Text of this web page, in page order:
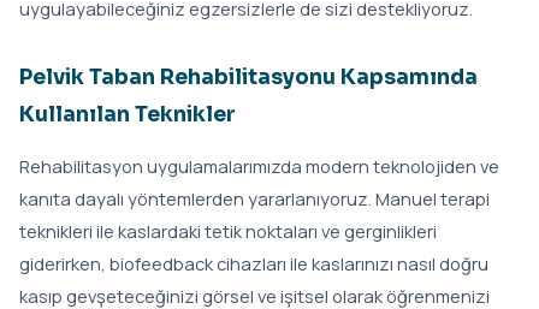
uygulayabileceğiniz egzersizlerle de sizi destekliyoruz.
Pelvik Taban Rehabilitasyonu Kapsamında
Kullanılan Teknikler
Rehabilitasyon uygulamalarımızda modern teknolojiden ve
kanıta dayalı yöntemlerden yararlanıyoruz. Manuel terapi
teknikleri ile kaslardaki tetik noktaları ve gerginlikleri
giderirken, biofeedback cihazları ile kaslarınızı nasıl doğru
kasıp gevşeteceğinizi görsel ve işitsel olarak öğrenmenizi